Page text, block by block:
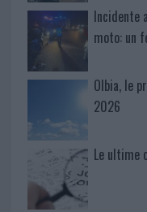
Incidente
moto: un
Olbia, le
2026
Le ultime